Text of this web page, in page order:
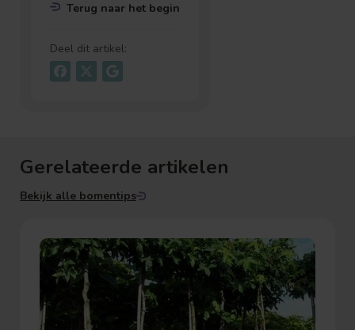
Terug naar het begin
Deel dit artikel:
Gerelateerde artikelen
Bekijk alle bomentips